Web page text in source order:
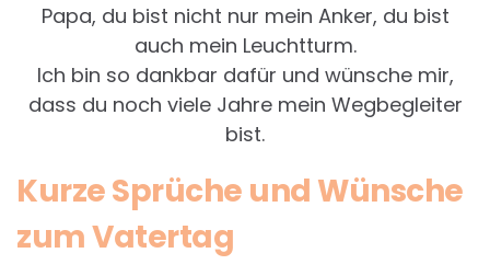
Papa, du bist nicht nur mein Anker, du bist
auch mein Leuchtturm.
Ich bin so dankbar dafür und wünsche mir,
dass du noch viele Jahre mein Wegbegleiter
bist.
Kurze Sprüche und Wünsche
zum Vatertag